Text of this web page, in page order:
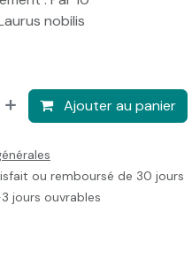
nobilis
Ajouter au panier
ou remboursé de 30 jours
jours ouvrables